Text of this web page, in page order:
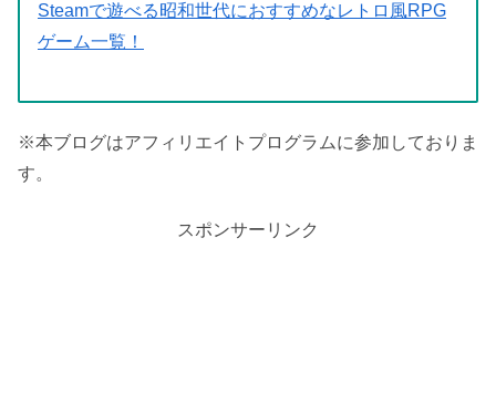
Steamで遊べる昭和世代におすすめなレトロ風RPG
ゲーム一覧！
※本ブログはアフィリエイトプログラムに参加しておりま
す。
スポンサーリンク